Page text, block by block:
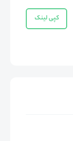
کپی لینک